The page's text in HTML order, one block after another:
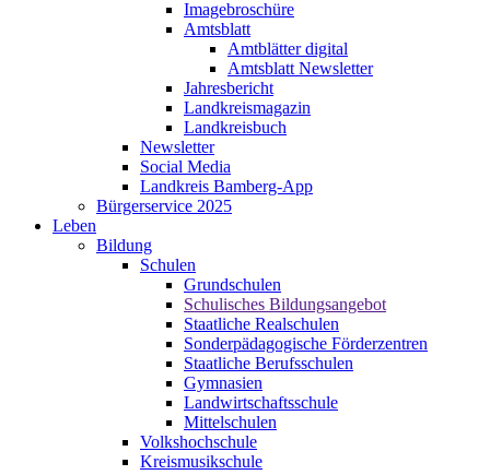
Imagebroschüre
Amtsblatt
Amtblätter digital
Amtsblatt Newsletter
Jahresbericht
Landkreismagazin
Landkreisbuch
Newsletter
Social Media
Landkreis Bamberg-App
Bürgerservice 2025
Leben
Bildung
Schulen
Grundschulen
Schulisches Bildungsangebot
Staatliche Realschulen
Sonderpädagogische Förderzentren
Staatliche Berufsschulen
Gymnasien
Landwirtschaftsschule
Mittelschulen
Volkshochschule
Kreismusikschule